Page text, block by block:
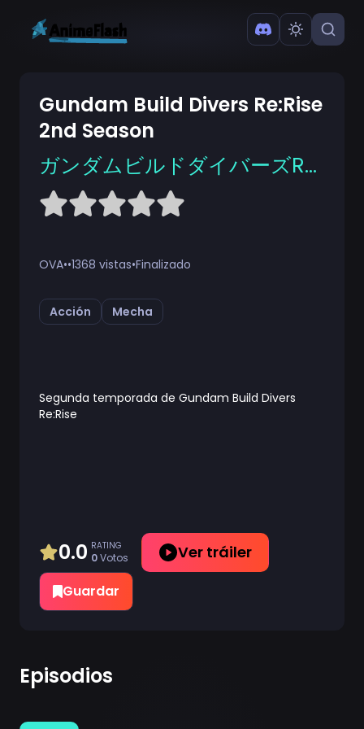
Gundam Build Divers Re:Rise
2nd Season
ガンダムビルドダイバーズRe:RISE
OVA••1368 vistas•Finalizado
Acción Mecha
Segunda temporada de Gundam Build Divers
Re:Rise
0.0 RATING
0Votos Ver tráiler
Guardar
Episodios